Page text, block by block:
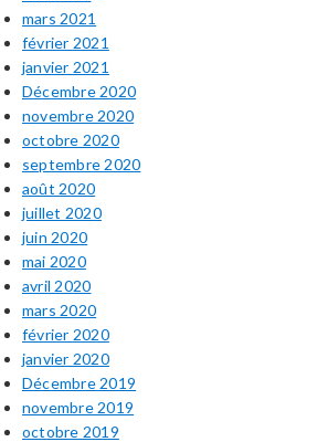
mars 2021
février 2021
janvier 2021
Décembre 2020
novembre 2020
octobre 2020
septembre 2020
août 2020
juillet 2020
juin 2020
mai 2020
avril 2020
mars 2020
février 2020
janvier 2020
Décembre 2019
novembre 2019
octobre 2019